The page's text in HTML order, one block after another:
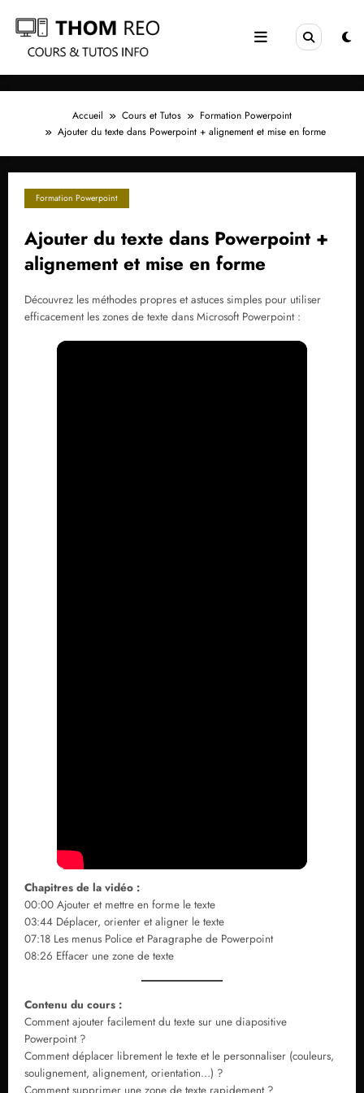
contenu
Accueil Cours et Tutos
Formation Powerpoint
Ajouter du texte dans Powerpoint + alignement et mise en forme
Formation Powerpoint
Ajouter du texte dans Powerpoint +
alignement et mise en forme
Découvrez les méthodes propres et astuces simples pour utiliser
efficacement les zones de texte dans Microsoft Powerpoint :
Chapitres de la vidéo :
00:00 Ajouter et mettre en forme le texte
03:44 Déplacer, orienter et aligner le texte
07:18 Les menus Police et Paragraphe de Powerpoint
08:26 Effacer une zone de texte
Contenu du cours :
Comment ajouter facilement du texte sur une diapositive
Powerpoint ?
Comment déplacer librement le texte et le personnaliser (couleurs,
soulignement, alignement, orientation…) ?